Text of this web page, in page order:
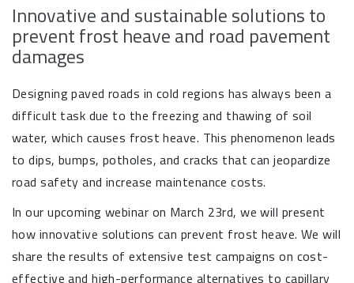
Innovative and sustainable solutions to
prevent frost heave and road pavement
damages
Designing paved roads in cold regions has always been a
difficult task due to the freezing and thawing of soil
water, which causes frost heave. This phenomenon leads
to dips, bumps, potholes, and cracks that can jeopardize
road safety and increase maintenance costs.
In our upcoming webinar on March 23rd, we will present
how innovative solutions can prevent frost heave. We will
share the results of extensive test campaigns on cost-
effective and high-performance alternatives to capillary